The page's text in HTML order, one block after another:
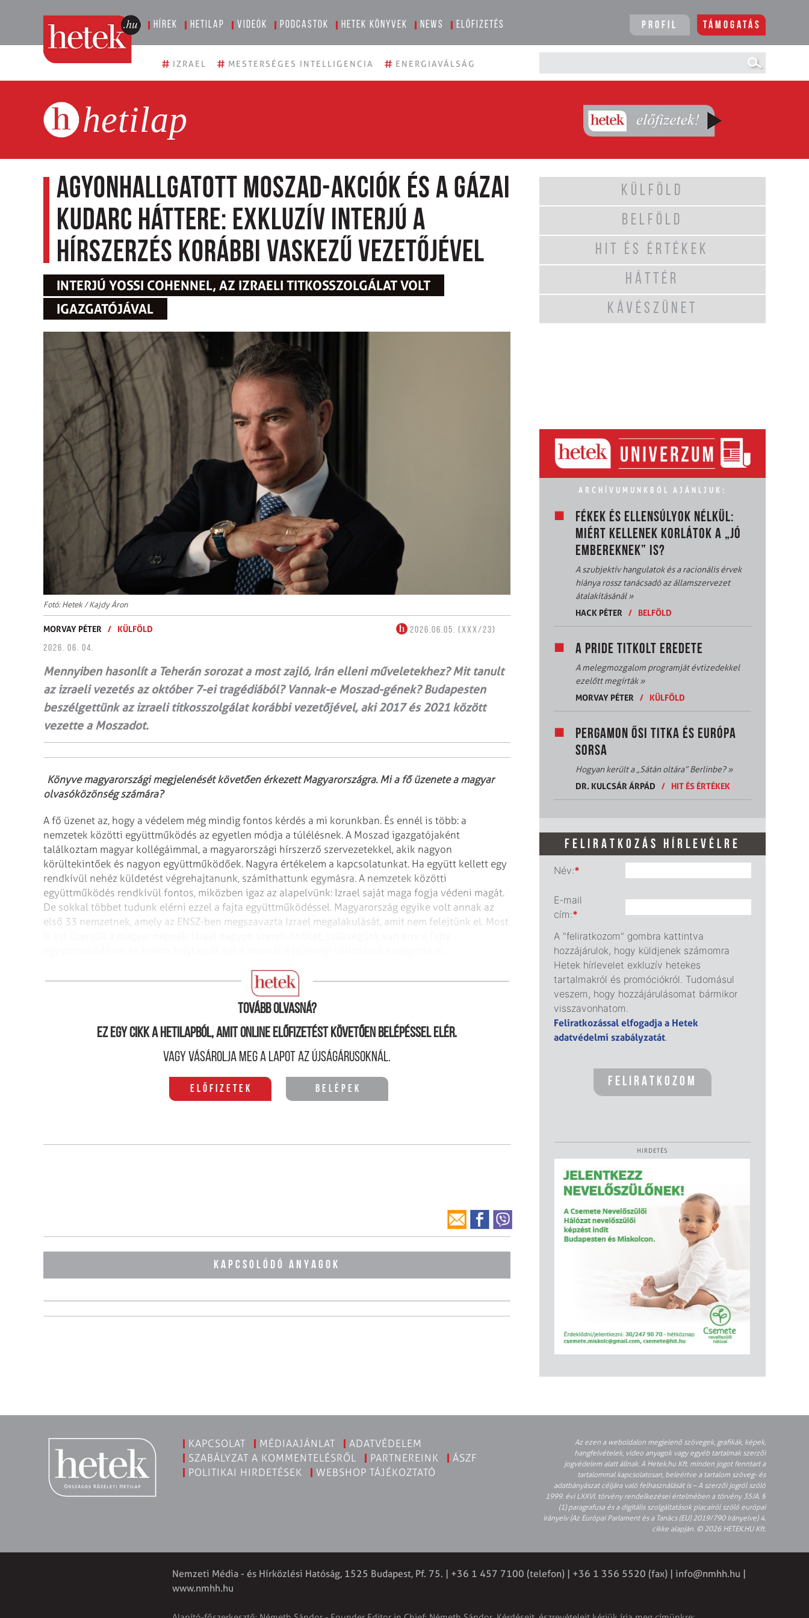
Hírek Hetilap Videók Podcastok Hetek könyvek News Előfizetés Profil Támogatás
# IZRAEL # MESTERSÉGES INTELLIGENCIA # ENERGIAVÁLSÁG
hetilap
Agyonhallgatott Moszad-akciók és a gázai
kudarc háttere: Exkluzív interjú a
hírszerzés korábbi vaskezű vezetőjével
INTERJÚ YOSSI COHENNEL, AZ IZRAELI TITKOSSZOLGÁLAT VOLT
IGAZGATÓJÁVAL
Fotó: Hetek / Kajdy Áron
MORVAY PÉTER / KÜLFÖLD
2026.06.05. (XXX/23)
2026. 06. 04.
Mennyiben hasonlít a Teherán sorozat a most zajló, Irán elleni műveletekhez? Mit tanult
az izraeli vezetés az október 7-ei tragédiából? Vannak-e Moszad-gének? Budapesten
beszélgettünk az izraeli titkosszolgálat korábbi vezetőjével, aki 2017 és 2021 között
vezette a Moszadot.
Könyve magyarországi megjelenését követően érkezett Magyarországra. Mi a fő üzenete a magyar
olvasóközönség számára?
A fő üzenet az, hogy a védelem még mindig fontos kérdés a mi korunkban. És ennél is több: a
nemzetek közötti együttműködés az egyetlen módja a túlélésnek. A Moszad igazgatójaként
találkoztam magyar kollégáimmal, a magyarországi hírszerző szervezetekkel, akik nagyon
körültekintőek és nagyon együttműködőek. Nagyra értékelem a kapcsolatunkat. Ha együtt kellett egy
rendkívül nehéz küldetést végrehajtanunk, számíthattunk egymásra. A nemzetek közötti
együttműködés rendkívül fontos, miközben igaz az alapelvünk: Izrael saját maga fogja védeni magát.
De sokkal többet tudunk elérni ezzel a fajta együttműködéssel. Magyarország egyike volt annak az
első 33 nemzetnek, amely az ENSZ-ben megszavazta Izrael megalakulását, amit nem felejtünk el. Most
Volt alkalma találkozni az új miniszterelnökkel?
Tovább olvasná?
Ez egy cikk a hetilapból, amit online előfizetést követően belépéssel elér.
Vagy vásárolja meg a lapot az újságárusoknál.
Előfizetek Belépek
KAPCSOLÓDÓ ANYAGOK
KÜLFÖLD
BELFÖLD
HIT ÉS ÉRTÉKEK
HÁTTÉR
KÁVÉSZÜNET
ARCHÍVUMUNKBÓL AJÁNLJUK:
FÉKEK ÉS ELLENSÚLYOK NÉLKÜL:
MIÉRT KELLENEK KORLÁTOK A „JÓ
EMBEREKNEK” IS?
A szubjektív hangulatok és a racionális érvek
hiánya rossz tanácsadó az államszervezet
átalakításánál»
HACK PÉTER
/ BELFÖLD
A PRIDE TITKOLT EREDETE
A melegmozgalom programját évtizedekkel
ezelőtt megírták»
MORVAY PÉTER
/ KÜLFÖLD
PERGAMON ŐSI TITKA ÉS EURÓPA
SORSA
Hogyan került a „Sátán oltára” Berlinbe?»
DR. KULCSÁR ÁRPÁD
/ HIT ÉS ÉRTÉKEK
FELIRATKOZÁS HÍRLEVÉLRE
Név:*
E-mail
cím:*
A "feliratkozom" gombra kattintva
hozzájárulok, hogy küldjenek számomra
Hetek hírlevelet exkluzív hetekes
tartalmakról és promóciókról. Tudomásul
veszem, hogy hozzájárulásomat bármikor
visszavonhatom.
Feliratkozással elfogadja a Hetek
adatvédelmi szabályzatát.
HIRDETÉS
KAPCSOLAT MÉDIAAJÁNLAT
ADATVÉDELEM
SZABÁLYZAT A KOMMENTELÉSRŐL
PARTNEREINK
ÁSZF
POLITIKAI HIRDETÉSEK
WEBSHOP TÁJÉKOZTATÓ
Az ezen a weboldalon megjelenő szövegek, grafikák, képek,
hangfelvételek, video anyagok vagy egyéb tartalmak szerzői
jogvédelem alatt állnak. A Hetek.hu Kft. minden jogot fenntart a
tartalommal kapcsolatosan, beleértve a tartalom szöveg- és
adatbányászat céljára való felhasználását is – A szerzői jogról szóló
1999. évi LXXVI. törvény rendelkezései értelmében a törvény 35/A. §
(1) paragrafusa és a digitális szolgáltatások piacairól szóló európai
irányelv (Az Európai Parlament és a Tanács (EU) 2019/790 Irányelve) 4.
cikke alapján. © 2026 HETEK.HU Kft.
Nemzeti Média - és Hírközlési Hatóság, 1525 Budapest, Pf. 75. | +36 1 457 7100 (telefon) | +36 1 356 5520 (fax) | info@nmhh.hu
www.nmhh.hu